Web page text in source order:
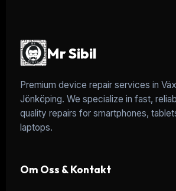
Mr Sibil
Premium device repair services in
Jönköping. We specialize in fast,
quality repairs for smartphones,
laptops.
Om Oss & Kontakt